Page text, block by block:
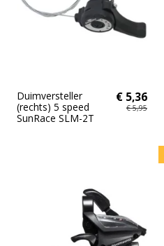
Duimversteller
(rechts) 5 speed
SunRace SLM-2T
€ 5,36
€ 5,95